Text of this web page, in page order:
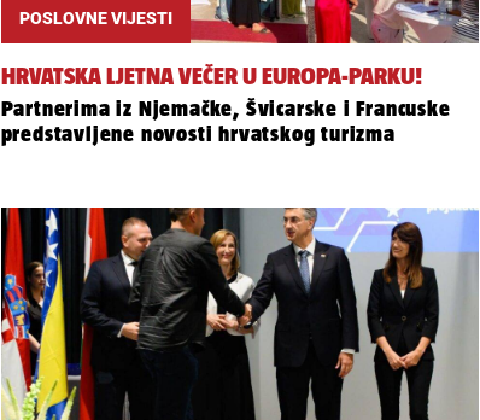
POSLOVNE VIJESTI
HRVATSKA LJETNA VEČER U EUROPA-PARKU!
Partnerima iz Njemačke, Švicarske i Francuske
predstavljene novosti hrvatskog turizma